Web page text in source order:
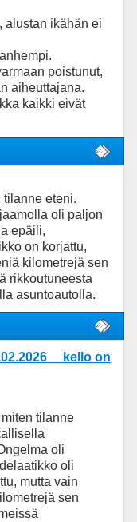
alustan ikähän ei
poistunut,
aiheuttajana.
kaikki eivät
tilanne eteni.
oli paljon
epäili,
on korjattu,
kilometrejä sen
rikkoutuneesta
asuntoautolla.
kello on
tilanne
oli
oli
mutta vain
sen